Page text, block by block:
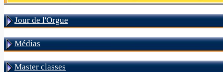
Jour de l'Orgue
Médias
Master classes